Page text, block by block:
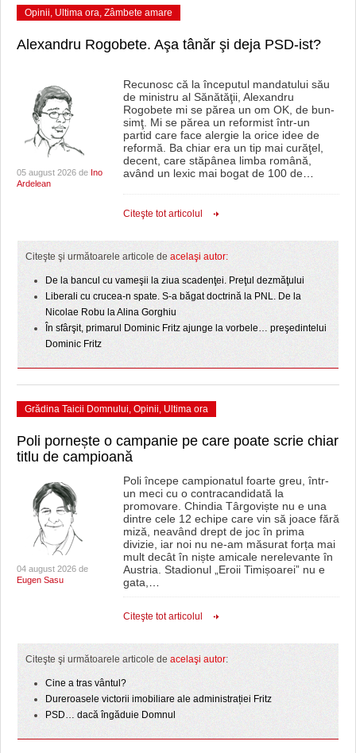
SFATUL MEDICULUI
SFATURI JURIDICE
Opinii, Ultima ora, Zâmbete amare
Alexandru Rogobete. Aşa tânăr şi deja PSD-ist?
05 august 2026 de Ino
Ardelean
Recunosc că la începutul mandatului său
de ministru al Sănătăţii, Alexandru
Rogobete mi se părea un om OK, de bun-
simţ. Mi se părea un reformist într-un
partid care face alergie la orice idee de
reformă. Ba chiar era un tip mai curăţel,
decent, care stăpânea limba română,
având un lexic mai bogat de 100 de…
Citeşte tot articolul
Citeşte şi următoarele articole de acelaşi autor:
De la bancul cu vameşii la ziua scadenţei. Preţul dezmăţului
Liberali cu crucea-n spate. S-a băgat doctrină la PNL. De la
Nicolae Robu la Alina Gorghiu
În sfârşit, primarul Dominic Fritz ajunge la vorbele… preşedintelui
Dominic Fritz
Grădina Taicii Domnului, Opinii, Ultima ora
Poli pornește o campanie pe care poate scrie chiar
titlu de campioană
04 august 2026 de
Eugen Sasu
Poli începe campionatul foarte greu, într-
un meci cu o contracandidată la
promovare. Chindia Târgoviște nu e una
dintre cele 12 echipe care vin să joace fără
miză, neavând drept de joc în prima
divizie, iar noi nu ne-am măsurat forța mai
mult decât în niște amicale nerelevante în
Austria. Stadionul „Eroii Timișoarei” nu e
gata,…
Citeşte tot articolul
Citeşte şi următoarele articole de acelaşi autor:
Cine a tras vântul?
Dureroasele victorii imobiliare ale administrației Fritz
PSD… dacă îngăduie Domnul